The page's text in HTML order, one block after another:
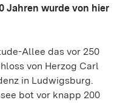
Jahren wurde von hier
Allee das vor 250
von Herzog Carl
in Ludwigsburg.
bot vor knapp 200